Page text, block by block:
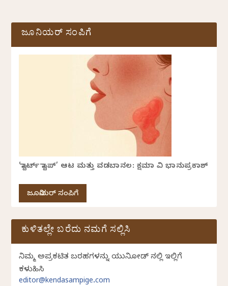
ಜೂನಿಯರ್ ಸಂಪಿಗೆ
‘ಸ್ಟಾರ್ಟ್ ಸ್ಟಾಪ್’ ಆಟ ಮತ್ತು ವಡಬಾನಲ: ಕ್ಷಮಾ ವಿ ಭಾನುಪ್ರಕಾಶ್
ಜೂನಿಯರ್ ಸಂಪಿಗೆ
ಕುಳಿತಲ್ಲೇ ಬರೆದು ನಮಗೆ ಸಲ್ಲಿಸಿ
ನಿಮ್ಮ ಅಪ್ರಕಟಿತ ಬರಹಗಳನ್ನು ಯುನಿಕೋಡ್ ನಲ್ಲಿ ಇಲ್ಲಿಗೆ
ಕಳುಹಿಸಿ
editor@kendasampige.com